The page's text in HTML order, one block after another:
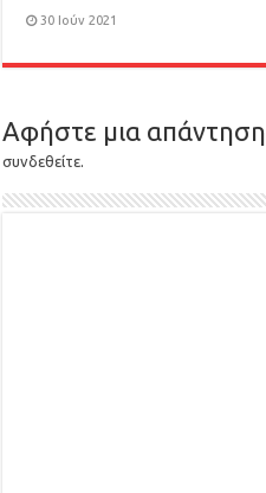
30 Ιούν 2021
Αφήστε μια απάντηση
συνδεθείτε.